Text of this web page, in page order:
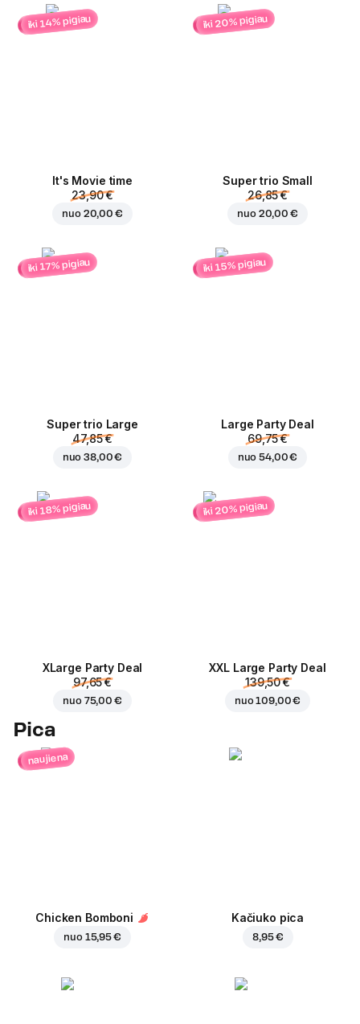
iki 14% pigiau
It's Movie time
23,90 €
nuo 20,00 €
iki 20% pigiau
Super trio Small
26,85 €
nuo 20,00 €
iki 17% pigiau
Super trio Large
47,85 €
nuo38,00 €
iki 15% pigiau
Large Party Deal
69,75 €
nuo54,00 €
iki 18% pigiau
ХLarge Party Deal
97,65 €
nuo 75,00 €
iki 20% pigiau
XXL Large Party Deal
139,50 €
nuo109,00 €
Pica
naujiena
Chicken Bomboni
nuo 15,95 €
Kačiuko pica
8,95 €